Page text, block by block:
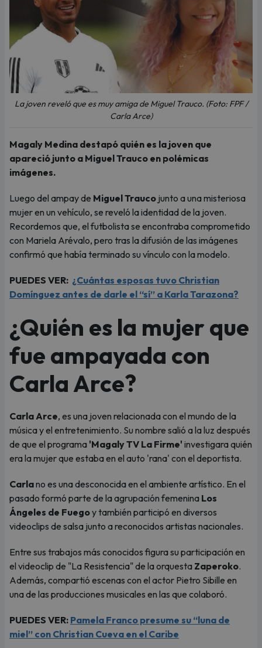
La joven reveló que es muy amiga de Miguel Trauco. (Foto: FPF /
Carla Arce)
Magaly Medina destapó quién es la joven que
apareció junto a Miguel Trauco en polémicas
imágenes.
Luego del ampay de Miguel Trauco junto a una misteriosa
mujer en un vehículo, se reveló la identidad de la joven.
Recordemos que, el futbolista se encontraba comprometido
con Mariela Arévalo, pero tras la difusión de las imágenes
confirmó que había terminado su vínculo con la modelo.
PUEDES VER: ¿Cuántas esposas tuvo Christian
Domínguez antes de darle el “sí” a Karla Tarazona?
¿Quién es la mujer que
fue ampayada con
Carla Arce?
Carla Arce, es una joven relacionada con el mundo de la
música y el entretenimiento. Su nombre salió a la luz después
de que el programa 'Magaly TV La Firme' investigara quién
era la mujer que estaba en el auto 'rana' con el deportista.
Carlano es una desconocida en el ambiente artístico. En el
pasado formó parte de la agrupación femenina Los
Ángeles de Fuegoy también participó en diversos
videoclips de salsa junto a reconocidos artistas nacionales.
Entre sus trabajos más conocidos figura su participación en
el videoclip de "La Resistencia" de la orquesta Zaperoko.
Además, compartió escenas con el actor Pietro Sibille en
una de las producciones musicales en las que colaboró.
PUEDES VER: Pamela Franco presume su “luna de
miel” con Christian Cueva en el Caribe